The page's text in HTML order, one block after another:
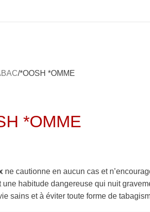
*OOSH *OMME
*OMME
ne cautionne en aucun cas et
une habitude dangereuse qui nuit
sains et à éviter toute forme de